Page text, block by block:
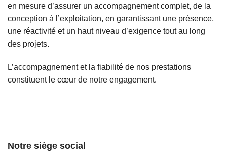
en mesure d’assurer un accompagnement complet, de la
conception à l’exploitation, en garantissant une présence,
une réactivité et un haut niveau d’exigence tout au long
des projets.
L’accompagnement et la fiabilité de nos prestations
constituent le cœur de notre engagement.
Notre siège social